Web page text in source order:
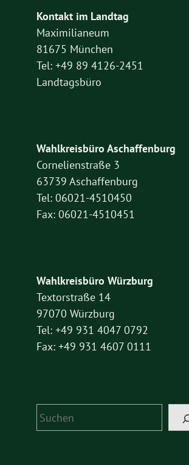
Kontakt im Landtag
Maximilianeum
81675 München
Tel: +49 89 4126-2451
Landtagsbüro
Wahlkreisbüro Aschaffenburg
Cornelienstraße 3
63739 Aschaffenburg
Tel: 06021-4510450
Fax: 06021-4510451
Wahlkreisbüro Würzburg
Textorstraße 14
97070 Würzburg
Tel: +49 931 4047 0792
Fax: +49 931 4607 0111
Suchen